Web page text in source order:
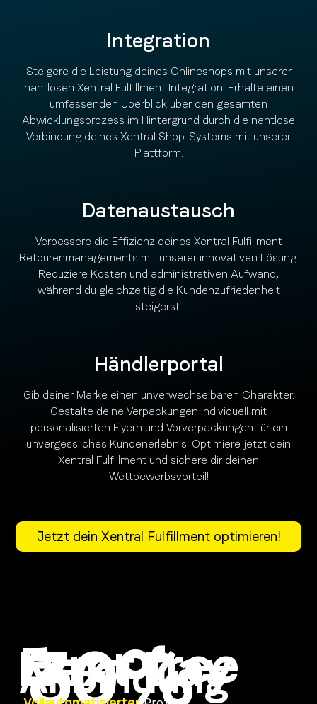
Integration
Steigere die Leistung deines Onlineshops mit unserer
nahtlosen Xentral Fulfillment Integration! Erhalte einen
umfassenden Überblick über den gesamten
Abwicklungsprozess im Hintergrund durch die nahtlose
Verbindung deines Xentral Shop-Systems mit unserer
Plattform.
Datenaustausch
Verbessere die Effizienz deines Xentral Fulfillment
Retourenmanagements mit unserer innovativen Lösung.
Reduziere Kosten und administrativen Aufwand,
während du gleichzeitig die Kundenzufriedenheit
steigerst.
Händlerportal
Gib deiner Marke einen unverwechselbaren Charakter.
Gestalte deine Verpackungen individuell mit
personalisierten Flyern und Vorverpackungen für ein
unvergessliches Kundenerlebnis. Optimiere jetzt dein
Xentral Fulfillment und sichere dir deinen
Wettbewerbsvorteil!
Jetzt dein Xentral Fulfillment optimieren!
Anbindung
30%
Error free
Next Day